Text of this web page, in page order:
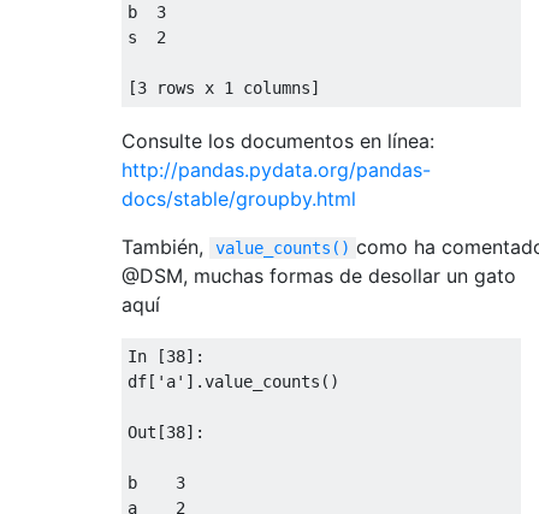
b 3
s 2
[3 rows x 1 columns]
Consulte los documentos en línea:
http://pandas.pydata.org/pandas-
docs/stable/groupby.html
También,
value_counts() como ha
@DSM, muchas formas de desollar un gato
aquí
In [38]:
df[ 'a' ].value_counts ()
Out [38]:
b 3
a 2